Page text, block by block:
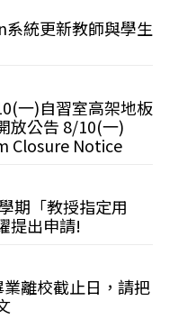
統更新教師與學生
一)自習室高架地板
放公告 8/10(一)
Closure Notice
期「教授指定用
提出申請!
離校截止日，請把